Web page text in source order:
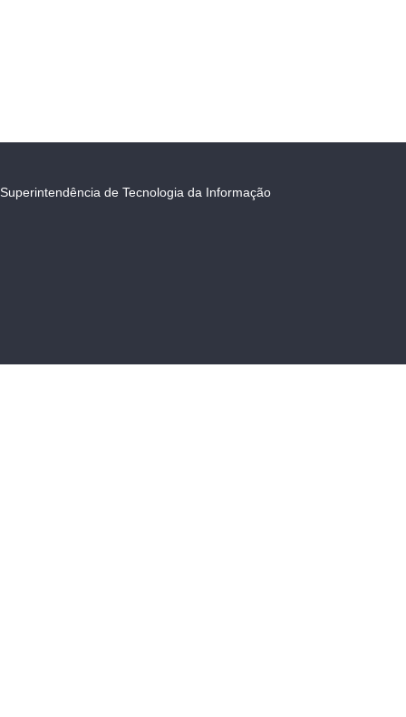
Superintendência de Tecnologia da Informação